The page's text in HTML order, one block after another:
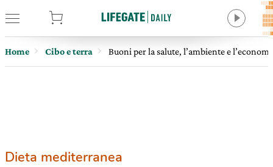
Home Cibo e terra Buoni per la salute, l’ambiente e
Dieta mediterranea